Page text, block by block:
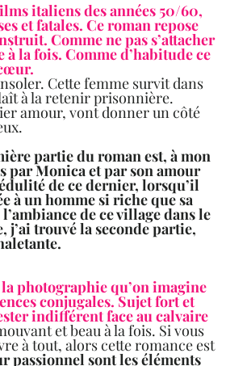
italiens des années 50/60,
et fatales. Ce roman repose
Comme ne pas s’attacher
la fois. Comme d’habitude ce
Cette femme survit dans
à la retenir prisonnière.
amour, vont donner un côté
partie du roman est, à mon
par Monica et par son amour
de ce dernier, lorsqu’il
à un homme si riche que sa
de ce village dans le
j’ai trouvé la seconde partie,
photographie qu’on imagine
conjugales. Sujet fort et
indifférent face au calvaire
et beau à la fois. Si vous
à tout, alors cette romance est
passionnel sont les éléments